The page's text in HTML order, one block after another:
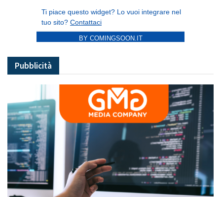
BY COMINGSOON.IT
Pubblicità